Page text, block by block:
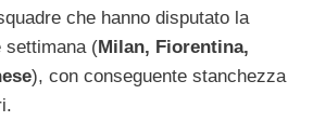
che hanno disputato la
settimana (Milan, Fiorentina,
), con conseguente stanchezza